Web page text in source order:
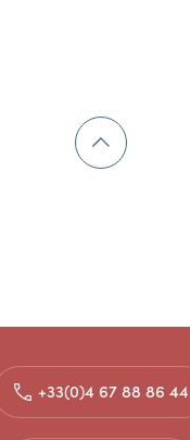
+33(0)4 67 88 86 44